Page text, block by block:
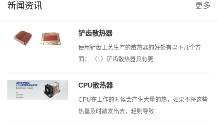
新闻资讯 更多
铲齿散热器
使用铲齿工艺生产的散热器的好处有以下几个方
面： （1）铲齿散热器具有更...
CPU散热器
CPU在工作的时候会产生大量的热，如果不将这些
热量及时散发出去，轻则导致...